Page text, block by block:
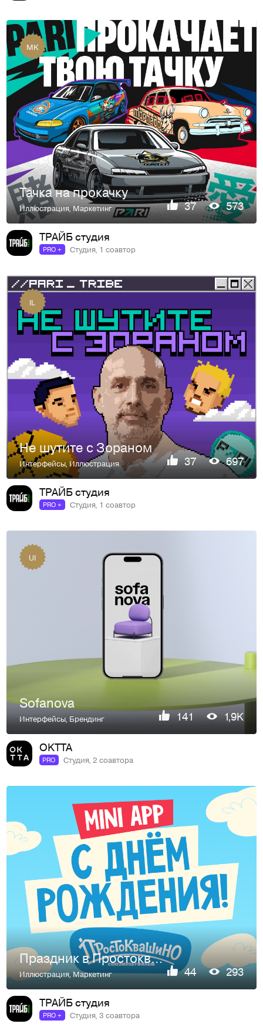
MK
Тачка на прокачку
Иллюстрация,Маркетинг 37 573
ТРАЙБ студия
PRO + Студия, 1 соавтор
IL
Не шутите с Зораном
Интерфейсы,Иллюстрация 37 697
ТРАЙБ студия
PRO + Студия, 1 соавтор
UI
Sofanova
Интерфейсы,Брендинг 141 1,9K
OKTTA
PRO Студия, 2 соавтора
Праздник в Простоквашино
Иллюстрация,Маркетинг 44 293
ТРАЙБ студия
PRO + Студия, 3 соавтора